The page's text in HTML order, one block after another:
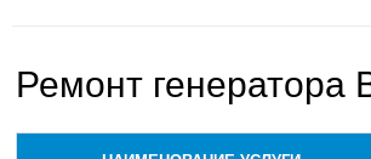
Ремонт генератора